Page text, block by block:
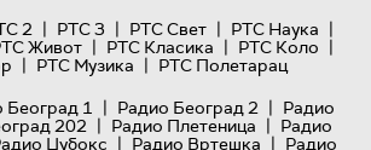
2 | РТС 3 | РТС Свет | РТС Наука |
Живот | РТС Класика | РТС Коло |
| РТС Музика | РТС Полетарац
Београд 1 | Радио Београд 2 | Радио
202 | Радио Плетеница | Радио
Џубокс | Радио Вртешка | Радио